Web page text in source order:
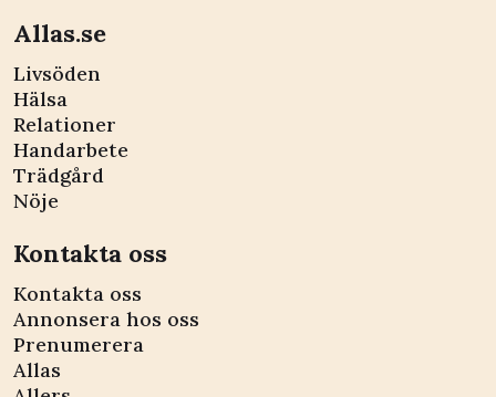
Allas.se
Livsöden
Hälsa
Relationer
Handarbete
Trädgård
Nöje
Kontakta oss
Kontakta oss
Annonsera hos oss
Prenumerera
Allas